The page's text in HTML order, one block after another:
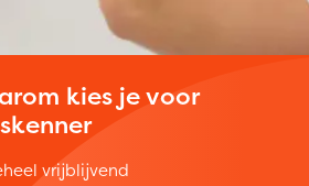
kies je voor
vrijblijvend